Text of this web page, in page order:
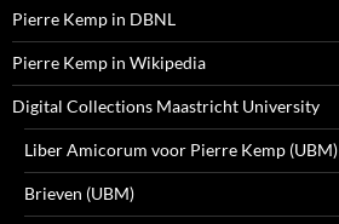
Pierre Kemp in DBNL
Pierre Kemp in Wikipedia
Digital Collections Maastricht University
Liber Amicorum voor Pierre Kemp (UBM)
Brieven (UBM)